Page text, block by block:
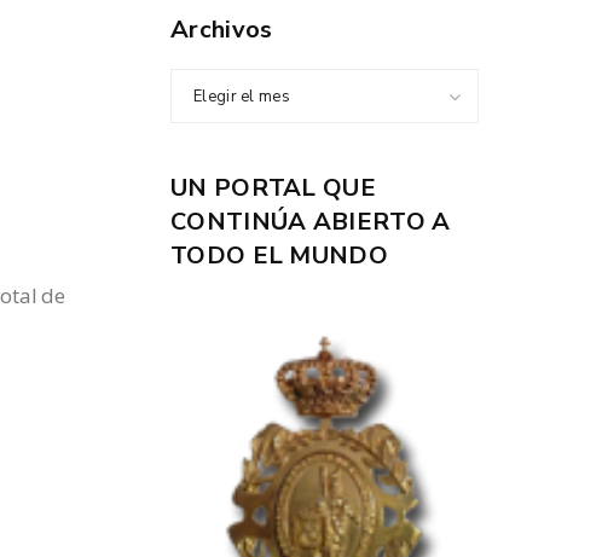
de
Archivos
Elegir el mes
UN PORTAL QUE
CONTINÚA ABIERTO A
TODO EL MUNDO